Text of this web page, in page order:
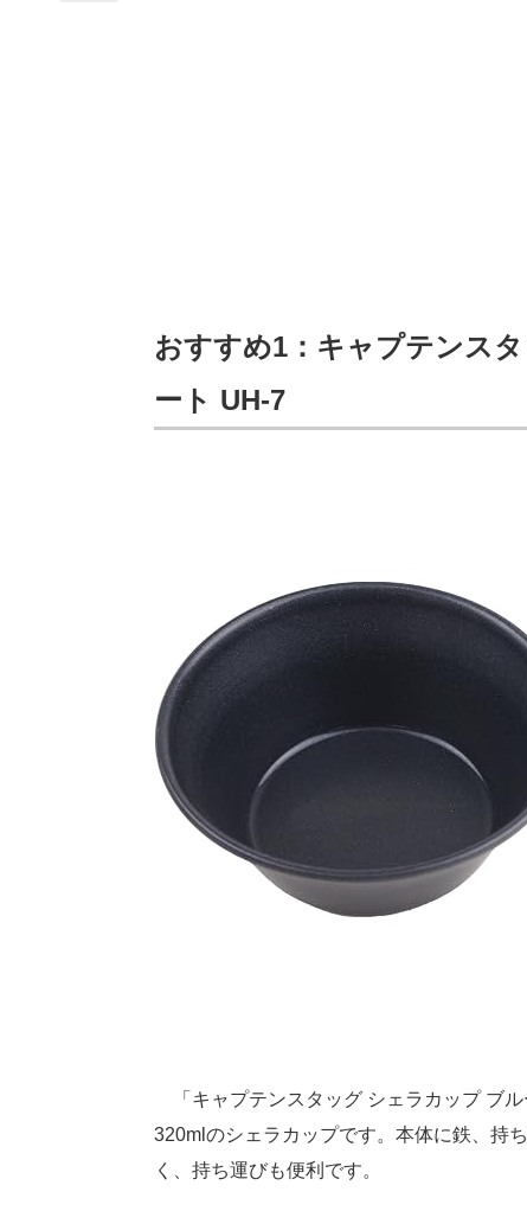
おすすめ1：キャプテンス
ート UH-7
「キャプテンスタッグ シェラカップ ブ
320mlのシェラカップです。本体に鉄、持
く、持ち運びも便利です。